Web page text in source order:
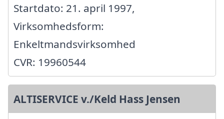
Startdato: 21. april 1997,
Virksomhedsform:
Enkeltmandsvirksomhed
CVR: 19960544
ALTISERVICE v./Keld Hass Jensen